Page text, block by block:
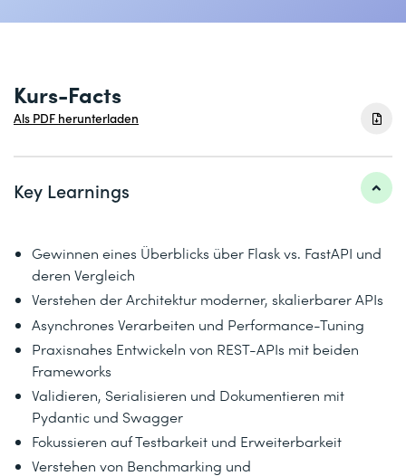
Kurs-Facts
Als PDF herunterladen
Key Learnings
Gewinnen eines Überblicks über Flask vs. FastAPI und
deren Vergleich
Verstehen der Architektur moderner, skalierbarer APIs
Asynchrones Verarbeiten und Performance-Tuning
Praxisnahes Entwickeln von REST-APIs mit beiden
Frameworks
Validieren, Serialisieren und Dokumentieren mit
Pydantic und Swagger
Fokussieren auf Testbarkeit und Erweiterbarkeit
Verstehen von Benchmarking und